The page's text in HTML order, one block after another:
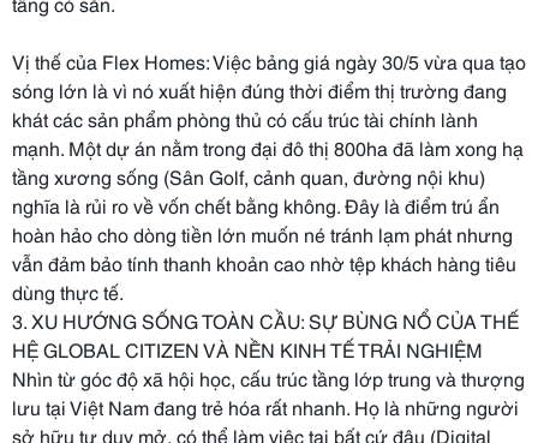
Vị thế của Flex Homes: Việc bảng giá ngày 30/5 vừa qua tạo
sóng lớn là vì nó xuất hiện đúng thời điểm thị trường đang
khát các sản phẩm phòng thủ có cấu trúc tài chính lành
mạnh. Một dự án nằm trong đại đô thị 800ha đã làm xong hạ
tầng xương sống (Sân Golf, cảnh quan, đường nội khu)
nghĩa là rủi ro về vốn chết bằng không. Đây là điểm trú ẩn
hoàn hảo cho dòng tiền lớn muốn né tránh lạm phát nhưng
vẫn đảm bảo tính thanh khoản cao nhờ tệp khách hàng tiêu
dùng thực tế.
3. XU HƯỚNG SỐNG TOÀN CẦU: SỰ BÙNG NỔ CỦA THẾ
HỆ GLOBAL CITIZEN VÀ NỀN KINH TẾ TRẢI NGHIỆM
Nhìn từ góc độ xã hội học, cấu trúc tầng lớp trung và thượng
lưu tại Việt Nam đang trẻ hóa rất nhanh. Họ là những người
sở hữu tư duy mở, có thể làm việc tại bất cứ đâu (Digital